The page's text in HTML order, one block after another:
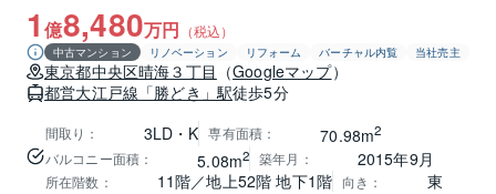
1億8,480万円 （税込）
中古マンション リノベーション リフォーム バーチャル内覧 当社売主
東京都中央区晴海３丁目 （Googleマップ）
都営大江戸線 「勝どき」駅徒歩5分
間取り ： 3LD・K 専有面積 ： 70.98m2
バルコニー面積 ： 5.08m2 築年月 ： 2015年9月
所在階数 ： 11階／地上52階 地下1階 向き ： 東